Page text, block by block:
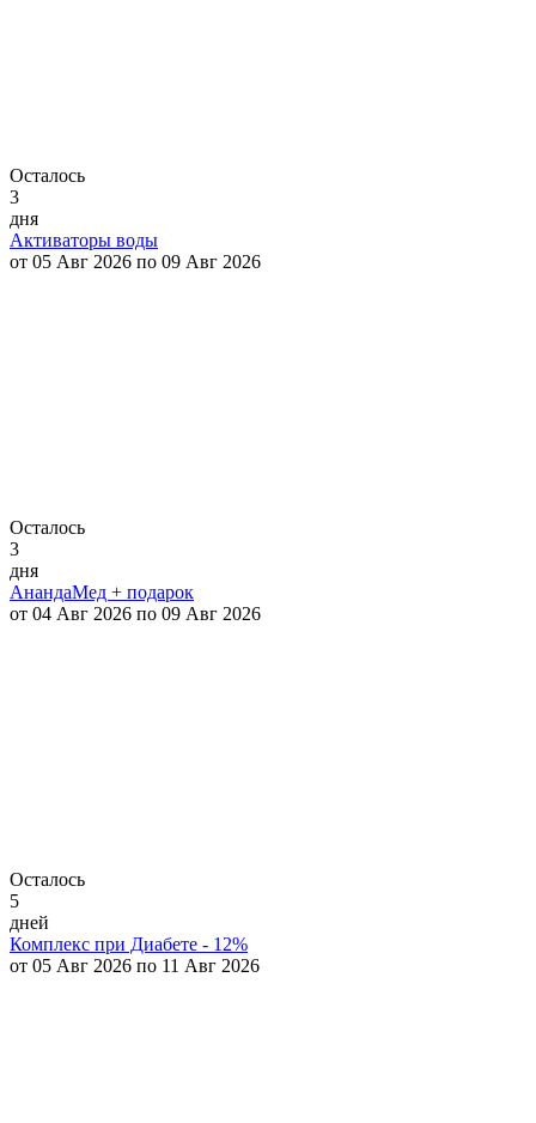
Осталось
3
дня
Активаторы воды
от 05 Авг 2026 по 09 Авг 2026
Осталось
3
дня
АнандаМед + подарок
от 04 Авг 2026 по 09 Авг 2026
Осталось
5
дней
Комплекс при Диабете - 12%
от 05 Авг 2026 по 11 Авг 2026